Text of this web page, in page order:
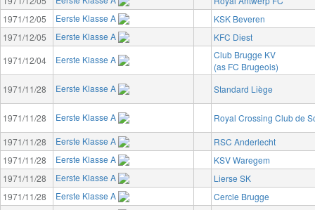
1971/12/05
Eerste Klasse A
KSK Beveren
1971/12/05
Eerste Klasse A
KFC Diest
1971/12/04
Eerste Klasse A
Club Brugge KV
(as FC Brugeois)
1971/11/28
Eerste Klasse A Standard Liège
1971/11/28 Eerste Klasse A
Royal Crossing Club de
1971/11/28
Eerste Klasse A
RSC Anderlecht
1971/11/28
Eerste Klasse A
KSV Waregem
1971/11/28
Eerste Klasse A
Lierse SK
1971/11/28
Eerste Klasse A
Cercle Brugge